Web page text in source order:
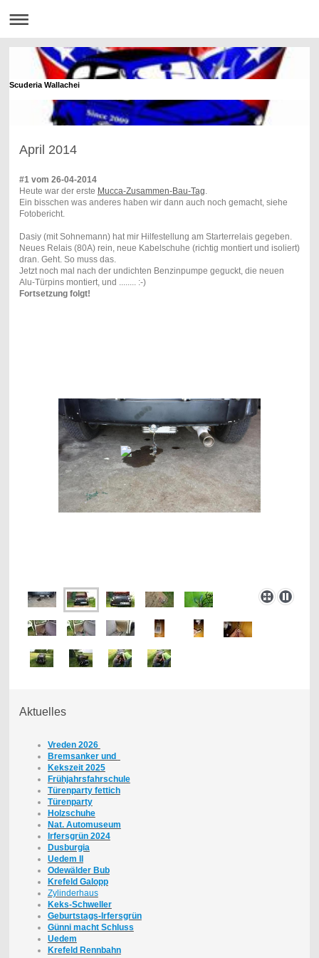
Scuderia Wallachei
April 2014
#1 vom 26-04-2014
Heute war der erste Mucca-Zusammen-Bau-Tag
Ein bisschen was anderes haben wir dann auch noch gemacht, siehe
Fotobericht.
Dasiy (mit Sohnemann) hat mir Hilfestellung am Starterrelais gegeben.
Neues Relais (80A) rein, neue Kabelschuhe (richtig montiert und isoliert)
dran. Geht. So muss das.
Jetzt noch mal nach der undichten Benzinpumpe geguckt, die neuen
Alu-Türpins montiert, und ........ :-)
Fortsetzung folgt!
Aktuelles
Vreden 2026
Bremsanker und
Kekszeit 2025
Frühjahrsfahrschule
Türenparty fettich
Türenparty
Holzschuhe
Nat. Automuseum
Irfersgrün 2024
Dusburgia
Uedem II
Odewälder Bub
Krefeld Galopp
Zylinderhaus
Keks-Schweller
Geburtstags-Irfersgrün
Günni macht Schluss
Uedem
Krefeld Rennbahn